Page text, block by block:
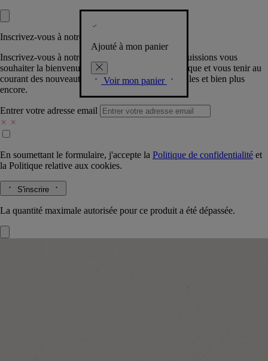
Ajouté à mon panier
Voir mon panier
Inscrivez-vous à notre Newsletter
Inscrivez-vous à notre newsletter pour que nous puissions vous
souhaiter la bienvenue dans la communauté Diptyque et vous tenir au
courant des nouveautés, événements, offres spéciales et bien plus
encore.
Entrer votre adresse email
En soumettant le formulaire, j'accepte la Politique de confidentialité et
la Politique relative aux cookies.
S'inscrire
La quantité maximale autorisée pour ce produit a été dépassée.